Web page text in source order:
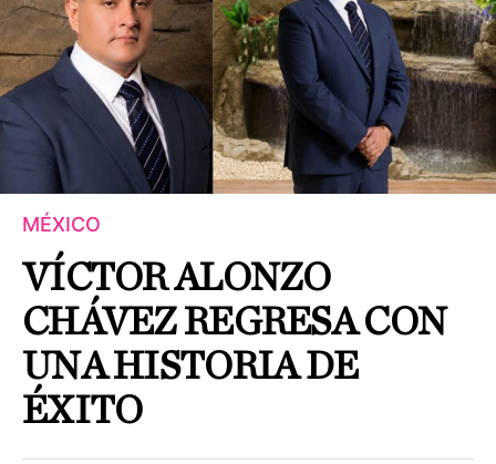
MÉXICO
VÍCTOR ALONZO
CHÁVEZ REGRESA CON
UNA HISTORIA DE
ÉXITO